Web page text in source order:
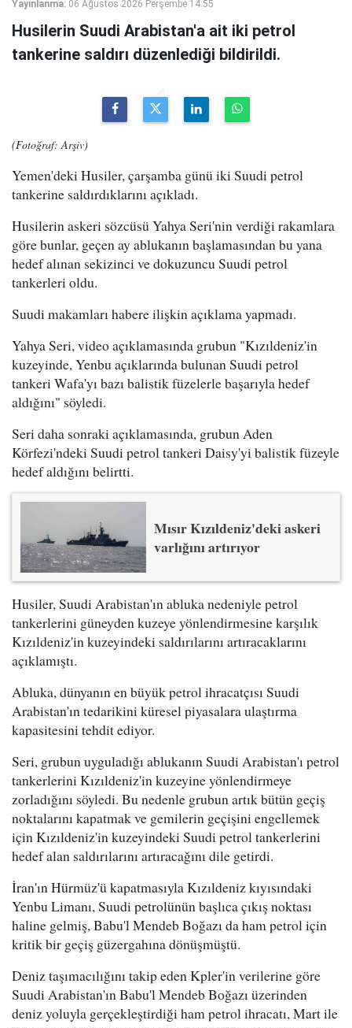
Yayınlanma: 06 Ağustos 2026 Perşembe 14:55
Husilerin Suudi Arabistan'a ait iki petrol
tankerine saldırı düzenlediği bildirildi.
(Fotoğraf: Arşiv)
Yemen'deki Husiler, çarşamba günü iki Suudi petrol
tankerine saldırdıklarını açıkladı.
Husilerin askeri sözcüsü Yahya Seri'nin verdiği rakamlara
göre bunlar, geçen ay ablukanın başlamasından bu yana
hedef alınan sekizinci ve dokuzuncu Suudi petrol
tankerleri oldu.
Suudi makamları habere ilişkin açıklama yapmadı.
Yahya Seri, video açıklamasında grubun "Kızıldeniz'in
kuzeyinde, Yenbu açıklarında bulunan Suudi petrol
tankeri Wafa'yı bazı balistik füzelerle başarıyla hedef
aldığını" söyledi.
Seri daha sonraki açıklamasında, grubun Aden
Körfezi'ndeki Suudi petrol tankeri Daisy'yi balistik füzeyle
hedef aldığını belirtti.
Mısır Kızıldeniz'deki askeri
varlığını artırıyor
Husiler, Suudi Arabistan'ın abluka nedeniyle petrol
tankerlerini güneyden kuzeye yönlendirmesine karşılık
Kızıldeniz'in kuzeyindeki saldırılarını artıracaklarını
açıklamıştı.
Abluka, dünyanın en büyük petrol ihracatçısı Suudi
Arabistan'ın tedarikini küresel piyasalara ulaştırma
kapasitesini tehdit ediyor.
Seri, grubun uyguladığı ablukanın Suudi Arabistan'ı petrol
tankerlerini Kızıldeniz'in kuzeyine yönlendirmeye
zorladığını söyledi. Bu nedenle grubun artık bütün geçiş
noktalarını kapatmak ve gemilerin geçişini engellemek
için Kızıldeniz'in kuzeyindeki Suudi petrol tankerlerini
hedef alan saldırılarını artıracağını dile getirdi.
İran'ın Hürmüz'ü kapatmasıyla Kızıldeniz kıyısındaki
Yenbu Limanı, Suudi petrolünün başlıca çıkış noktası
haline gelmiş, Babu'l Mendeb Boğazı da ham petrol için
kritik bir geçiş güzergahına dönüşmüştü.
Deniz taşımacılığını takip eden Kpler'in verilerine göre
Suudi Arabistan'ın Babu'l Mendeb Boğazı üzerinden
deniz yoluyla gerçekleştirdiği ham petrol ihracatı, Mart ile